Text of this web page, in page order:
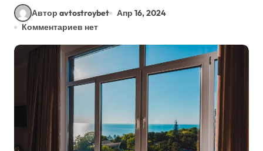
Автор avtostroybet
Апр 16, 2024
Комментариев нет